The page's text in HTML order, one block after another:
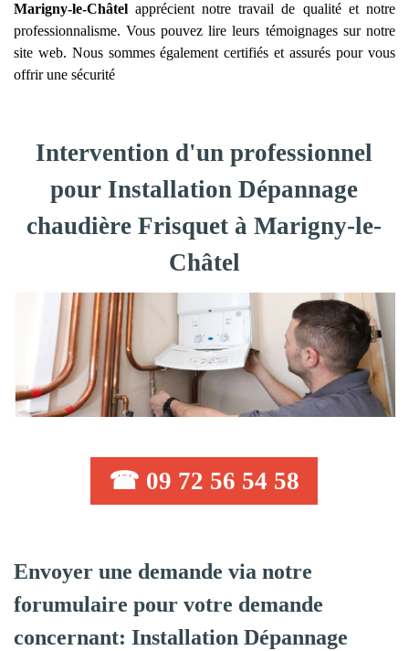
Marigny-le-Châtel apprécient notre travail de qualité et notre
professionnalisme. Vous pouvez lire leurs témoignages sur notre
site web. Nous sommes également certifiés et assurés pour vous
offrir une sécurité
Intervention d'un professionnel
pour Installation Dépannage
chaudière Frisquet à Marigny-le-
Châtel
☎ 09 72 56 54 58
Envoyer une demande via notre
forumulaire pour votre demande
concernant: Installation Dépannage